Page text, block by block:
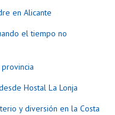
en Alicante
el tiempo no
Hostal La Lonja
y diversión en la Costa